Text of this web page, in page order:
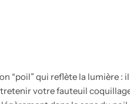
“poil” qui reflète la lumière
votre fauteuil